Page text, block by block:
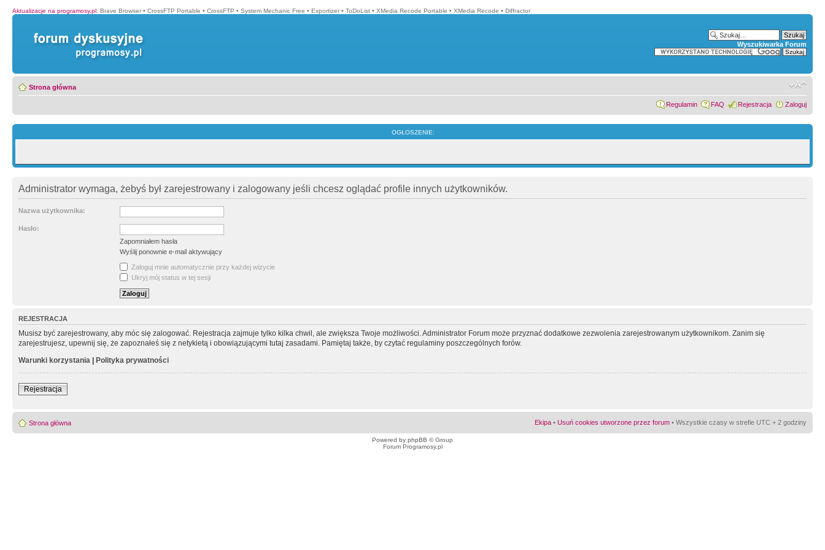
Aktualizacje na programosy.pl: Brave Browser • CrossFTP Portable • CrossFTP • System Mechanic Free • Exportizer • ToDoList • XMedia Recode Portable • XMedia Recode • Diffractor
Wyszukiwarka Forum
Strona główna
Regulamin FAQ Rejestracja Zaloguj
OGŁOSZENIE:
Administrator wymaga, żebyś był zarejestrowany i zalogowany jeśli chcesz oglądać profile innych użytkowników.
Nazwa użytkownika:
Hasło:
Zapomniałem hasła
Wyślij ponownie e-mail aktywujący
Zaloguj mnie automatycznie przy każdej wizycie
Ukryj mój status w tej sesji
REJESTRACJA
Musisz być zarejestrowany, aby móc się zalogować. Rejestracja zajmuje tylko kilka chwil, ale zwiększa Twoje możliwości. Administrator Forum może przyznać dodatkowe zezwolenia zarejestrowanym użytkownikom. Zanim się
zarejestrujesz, upewnij się, że zapoznałeś się z netykietą i obowiązującymi tutaj zasadami. Pamiętaj także, by czytać regulaminy poszczególnych forów.
Warunki korzystania | Polityka prywatności
Rejestracja
Strona główna Ekipa • Usuń cookies utworzone przez forum • Wszystkie czasy w strefie UTC + 2 godziny
Powered by phpBB © Group
Forum Programosy.pl